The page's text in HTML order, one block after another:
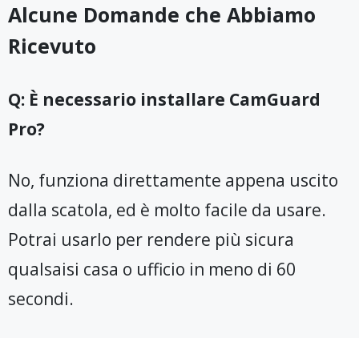
Alcune Domande che Abbiamo
Ricevuto
Q: È necessario installare CamGuard
Pro?
No, funziona direttamente appena uscito
dalla scatola, ed è molto facile da usare.
Potrai usarlo per rendere più sicura
qualsaisi casa o ufficio in meno di 60
secondi.